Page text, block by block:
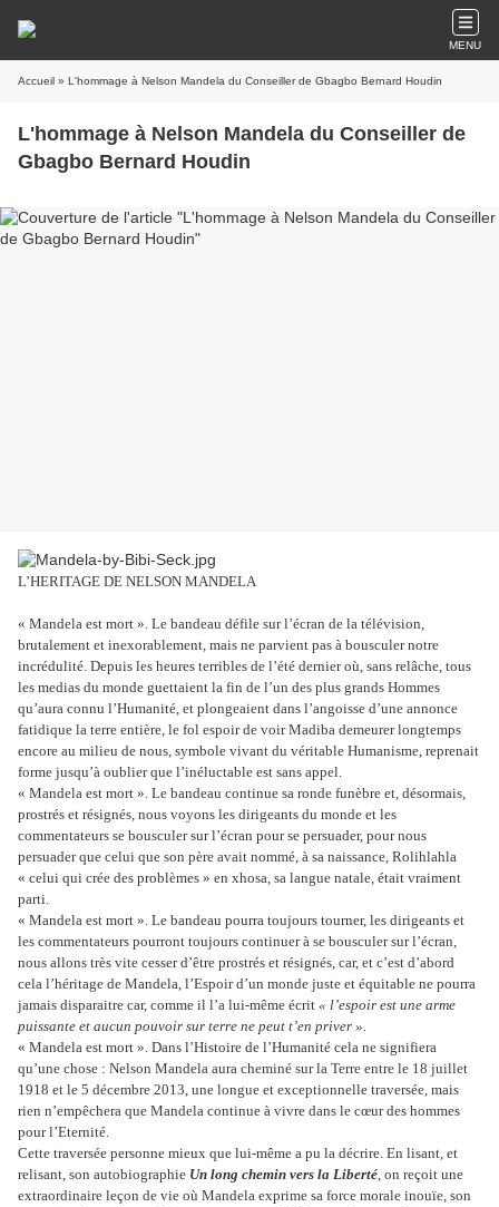
MENU
Accueil » L'hommage à Nelson Mandela du Conseiller de Gbagbo Bernard Houdin
L'hommage à Nelson Mandela du Conseiller de
Gbagbo Bernard Houdin
L’HERITAGE DE NELSON MANDELA
« Mandela est mort ». Le bandeau défile sur l’écran de la télévision,
brutalement et inexorablement, mais ne parvient pas à bousculer notre
incrédulité. Depuis les heures terribles de l’été dernier où, sans relâche, tous
les medias du monde guettaient la fin de l’un des plus grands Hommes
qu’aura connu l’Humanité, et plongeaient dans l’angoisse d’une annonce
fatidique la terre entière, le fol espoir de voir Madiba demeurer longtemps
encore au milieu de nous, symbole vivant du véritable Humanisme, reprenait
forme jusqu’à oublier que l’inéluctable est sans appel.
« Mandela est mort ». Le bandeau continue sa ronde funèbre et, désormais,
prostrés et résignés, nous voyons les dirigeants du monde et les
commentateurs se bousculer sur l’écran pour se persuader, pour nous
persuader que celui que son père avait nommé, à sa naissance, Rolihlahla
« celui qui crée des problèmes » en xhosa, sa langue natale, était vraiment
parti.
« Mandela est mort ». Le bandeau pourra toujours tourner, les dirigeants et
les commentateurs pourront toujours continuer à se bousculer sur l’écran,
nous allons très vite cesser d’être prostrés et résignés, car, et c’est d’abord
cela l’héritage de Mandela, l’Espoir d’un monde juste et équitable ne pourra
jamais disparaitre car, comme il l’a lui-même écrit « l’espoir est une arme
puissante et aucun pouvoir sur terre ne peut t’en priver ».
« Mandela est mort ». Dans l’Histoire de l’Humanité cela ne signifiera
qu’une chose : Nelson Mandela aura cheminé sur la Terre entre le 18 juillet
1918 et le 5 décembre 2013, une longue et exceptionnelle traversée, mais
rien n’empêchera que Mandela continue à vivre dans le cœur des hommes
pour l’Eternité.
Cette traversée personne mieux que lui-même a pu la décrire. En lisant, et
relisant, son autobiographie Un long chemin vers la Liberté, on reçoit une
extraordinaire leçon de vie où Mandela exprime sa force morale inouïe, son